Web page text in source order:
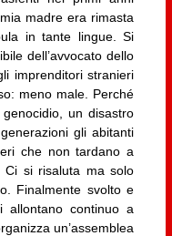
madre era rimasta
in tante lingue. Si
dell’avvocato dello
imprenditori stranieri
meno male. Perché
genocidio, un disastro
gli abitanti
che non tardano a
Ci si risaluta ma solo
Finalmente svolto e
allontano continuo a
un’assemblea